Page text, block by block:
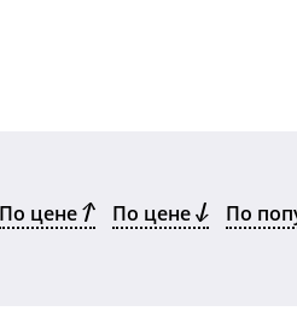
По цене По цене
По